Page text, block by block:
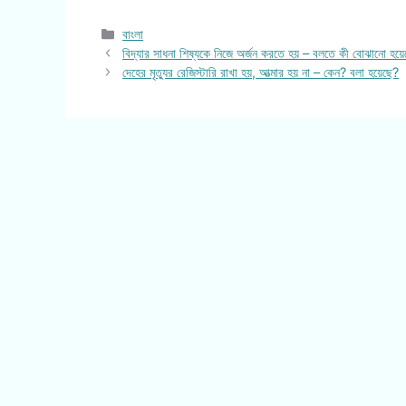
Categories
বাংলা
বিদ্যার সাধনা শিষ্যকে নিজে অর্জন করতে হয় – বলতে কী বোঝানো
দেহের মৃত্যুর রেজিস্টারি রাখা হয়, আত্মার হয় না – কেন? বলা হয়েছে?